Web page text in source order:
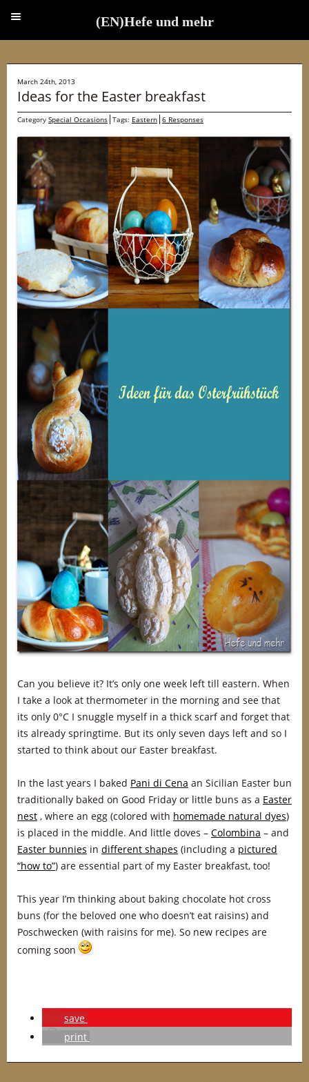
March 24th, 2013
Ideas for the Easter breakfast
Category Special Occasions Tags: Eastern 6 Responses
Can you believe it? It’s only one week left till eastern. When
I take a look at thermometer in the morning and see that
its only 0°C I snuggle myself in a thick scarf and forget that
its already springtime. But its only seven days left and so I
started to think about our Easter breakfast.
In the last years I baked Pani di Cena an Sicilian Easter bun
traditionally baked on Good Friday or little buns as a Easter
nest , where an egg (colored with homemade natural dyes)
is placed in the middle. And little doves – Colombina – and
Easter bunnies in different shapes (including a pictured
“how to”) are essential part of my Easter breakfast, too!
This year I’m thinking about baking chocolate hot cross
buns (for the beloved one who doesn’t eat raisins) and
Poschwecken (with raisins for me). So new recipes are
coming soon
save
print
(EN)Hefe und mehr
(EN)Hefe und mehr